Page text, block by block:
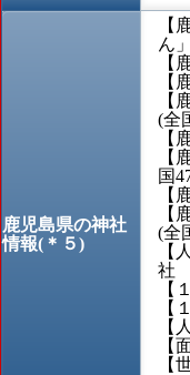
鹿児島県の神社
情報(＊５)
【
ん」
【
【
【
(全
【
【
国
【
【
(全
【
社
【
【
【
【
【